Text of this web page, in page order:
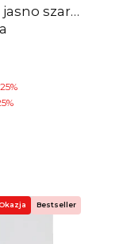
szara
Okazja Bestseller